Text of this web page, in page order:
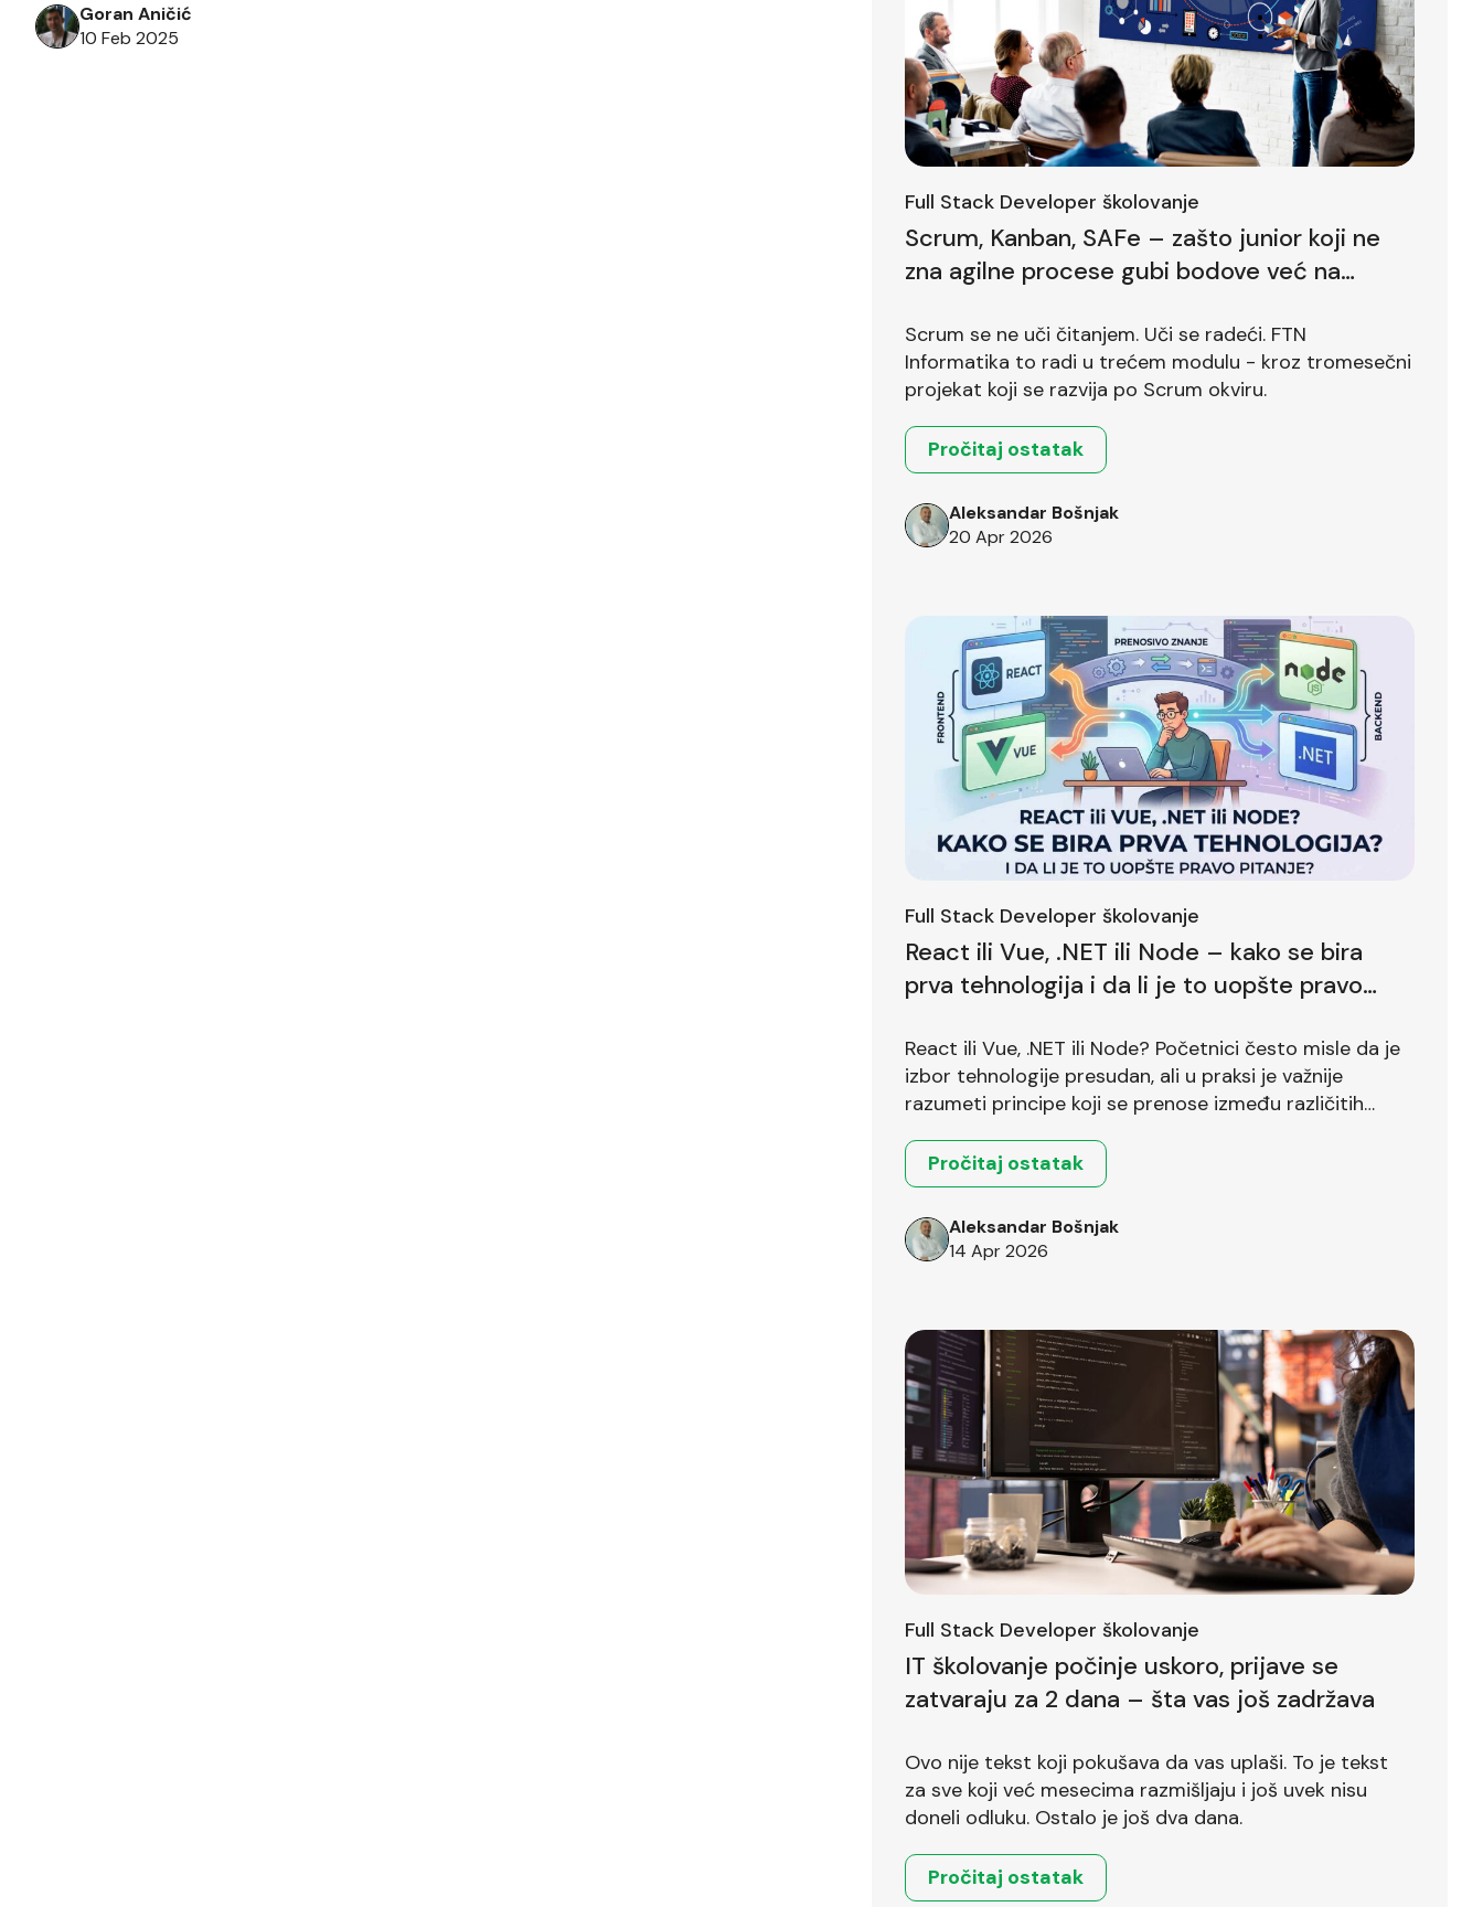
Goran Aničić
10 Feb 2025
Full Stack Developer školovanje
Scrum, Kanban, SAFe – zašto junior koji ne
zna agilne procese gubi bodove već na
Scrum se ne uči čitanjem. Uči se radeći. FTN
Informatika to radi u trećem modulu - kroz tromesečni
projekat koji se razvija po Scrum okviru.
Pročitaj ostatak
Aleksandar Bošnjak
20 Apr 2026
Full Stack Developer školovanje
React ili Vue, .NET ili Node – kako se bira
prva tehnologija i da li je to uopšte pravo
React ili Vue, .NET ili Node? Početnici često misle da je
izbor tehnologije presudan, ali u praksi je važnije
razumeti principe koji se prenose između različitih
Pročitaj ostatak
Aleksandar Bošnjak
14 Apr 2026
Full Stack Developer školovanje
IT školovanje počinje uskoro, prijave se
zatvaraju za 2 dana – šta vas još zadržava
Ovo nije tekst koji pokušava da vas uplaši. To je tekst
za sve koji već mesecima razmišljaju i još uvek nisu
doneli odluku. Ostalo je još dva dana.
Pročitaj ostatak